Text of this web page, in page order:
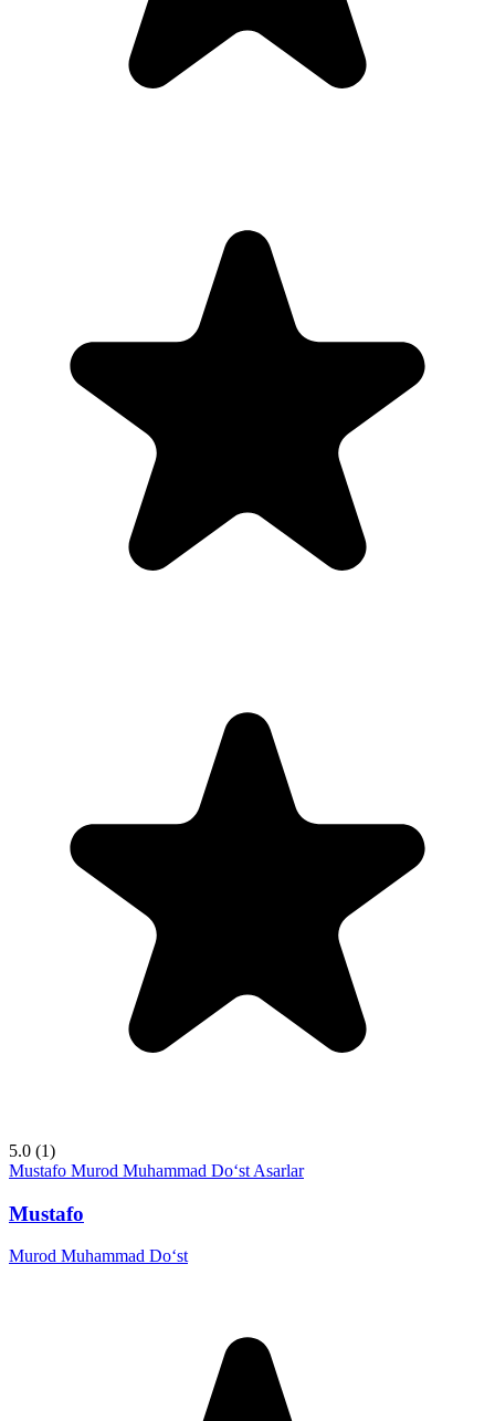
5.0 (1)
Mustafo Murod Muhammad Do‘st Asarlar
Mustafo
Murod Muhammad Do‘st